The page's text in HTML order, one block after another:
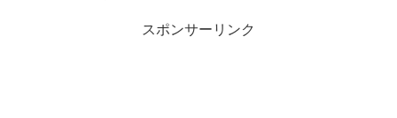
スポンサーリンク